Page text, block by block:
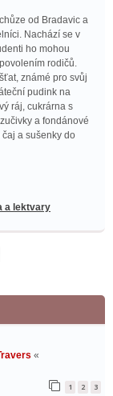
od Bradavic a
Nachází se v
ho mohou
rodičů.
známé pro svůj
pudink na
ráj, cukrárna s
a fondánové
a sušenky do
a lektvary
«
1 2 3